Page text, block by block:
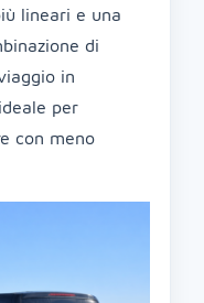
lineari e una
di
in
per
con meno